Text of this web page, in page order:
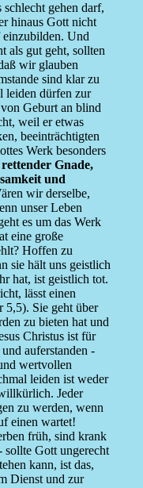
gehen darf,
hinaus Gott nicht
einzubilden. Und
als gut geht, sollten
wir glauben
sind klar zu
leiden dürfen zur
Geburt an blind
weil er etwas
beeinträchtigten
Werk besonders
Gnade,
und
wir derselbe,
unser Leben
es um das Werk
eine große
Hoffen zu
sie hält uns geistlich
hat, ist geistlich tot.
lässt einen
5,5). Sie geht über
zu bieten hat und
Christus ist für
auferstanden -
wertvollen
leiden ist weder
Jeder
zu werden, wenn
einen wartet!
früh, sind krank
sollte Gott ungerecht
kann, ist das,
Dienst und zur